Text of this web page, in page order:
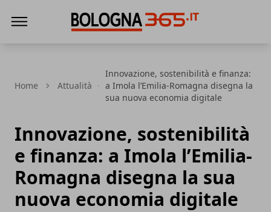
Home Attualità
Innovazione, sostenibilità e finanza:
a Imola l’Emilia-Romagna disegna la
sua nuova economia digitale
Innovazione, sostenibilità
e finanza: a Imola l’Emilia-
Romagna disegna la sua
nuova economia digitale